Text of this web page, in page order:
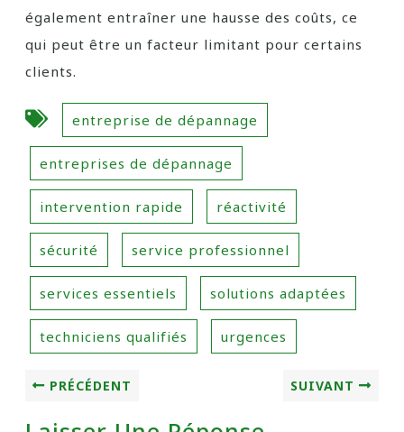
également entraîner une hausse des coûts, ce
qui peut être un facteur limitant pour certains
clients.
entreprise de dépannage
entreprises de dépannage
intervention rapide réactivité
sécurité service professionnel
services essentiels solutions adaptées
techniciens qualifiés urgences
PRÉCÉDENT SUIVANT